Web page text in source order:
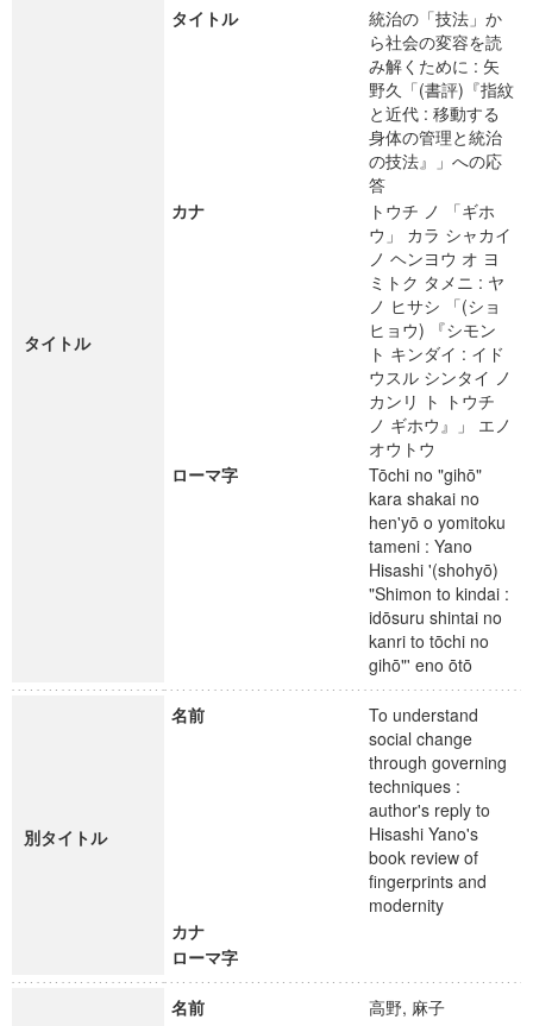
タイトル
タイトル
統治の「技法」か
ら社会の変容を読
み解くために : 矢
野久「(書評)『指紋
と近代 : 移動する
身体の管理と統治
の技法』」への応
答
カナ
トウチ ノ 「ギホ
ウ」 カラ シャカイ
ノ ヘンヨウ オ ヨ
ミトク タメニ : ヤ
ノ ヒサシ 「(ショ
ヒョウ) 『シモン
ト キンダイ : イド
ウスル シンタイ ノ
カンリ ト トウチ
ノ ギホウ』」 エノ
オウトウ
ローマ字
Tōchi no "gihō"
kara shakai no
hen'yō o yomitoku
tameni : Yano
Hisashi '(shohyō)
"Shimon to kindai :
idōsuru shintai no
kanri to tōchi no
gihō"' eno ōtō
別タイトル
名前
To understand
social change
through governing
techniques :
author's reply to
Hisashi Yano's
book review of
fingerprints and
modernity
カナ
ローマ字
名前
高野, 麻子